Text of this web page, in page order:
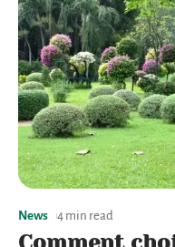
News 4 min read